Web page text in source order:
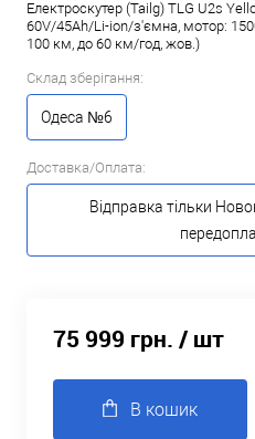
Електроскутер (Tailg) TLG U2s
60V/45Ah/Li-ion/з'ємна, мотор:
100 км, до 60 км/год, жов.)
Склад зберігання:
Одеса №6
Доставка/Оплата:
Відправка тільки
75 999 грн. / шт
В кошик